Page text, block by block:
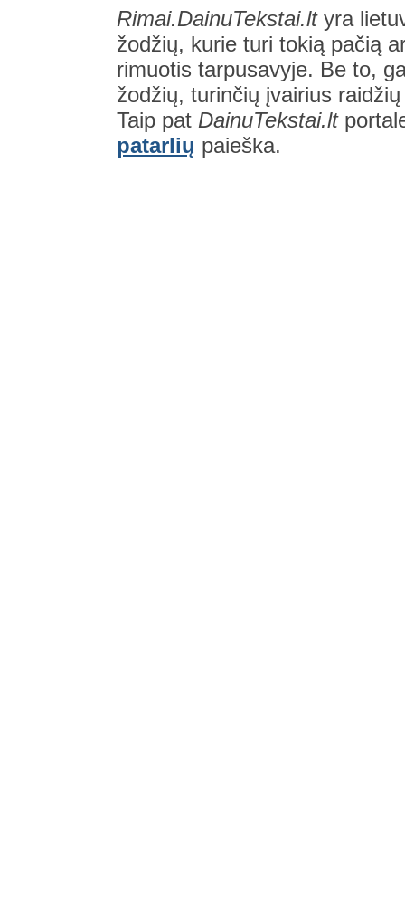
Rimai.DainuTekstai.ltyra
žodžių, kurie turi tokią pačią
rimuotis tarpusavyje. Be to,
žodžių, turinčių įvairius
Taip pat DainuTekstai.lt
patarlių paieška.